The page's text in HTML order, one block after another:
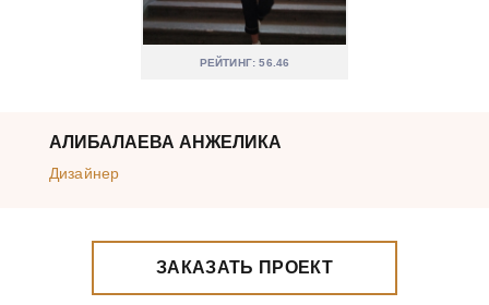
РЕЙТИНГ: 56.46
АЛИБАЛАЕВА АНЖЕЛИКА
Дизайнер
ЗАКАЗАТЬ ПРОЕКТ